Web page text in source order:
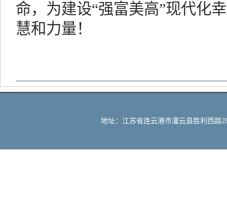
命，为建设“强富美高”现代化
慧和力量！
地址：江苏省连云港市灌云县胜利西